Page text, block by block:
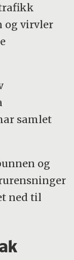
og virvler
samlet
og
ned til